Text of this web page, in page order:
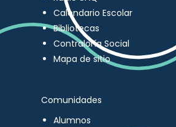
Calendario Escolar
Bibliotecas
Contraloría Social
Mapa de sitio
Comunidades
Alumnos